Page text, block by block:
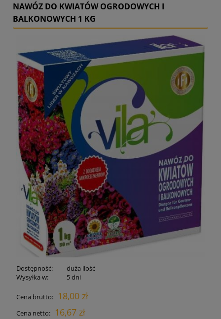
NAWÓZ DO KWIATÓW OGRODOWYCH I
BALKONOWYCH 1 KG
Dostępność:
duża ilość
Wysyłka w:
5 dni
Cena brutto: 18,00 zł
Cena netto: 16,67 zł